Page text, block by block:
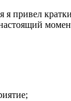
я привел